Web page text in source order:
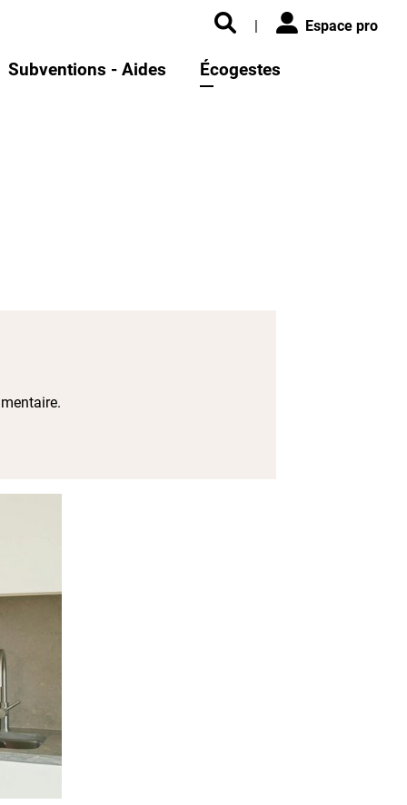
| Espace pro
Subventions - Aides Écogestes